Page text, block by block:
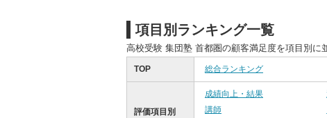
項目別ランキング一覧
高校受験 集団塾 首都圏の顧客満足度を項目別に
TOP 総合ランキング
評価項目別
成績向上・結果
講師